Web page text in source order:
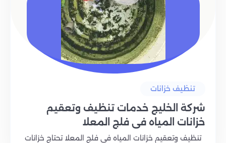
تنظيف خزانات
شركة الخليج خدمات تنظيف وتعقيم
خزانات المياه في فلج المعلا
تنظيف وتعقيم خزانات المياه في فلج المعلا تحتاج خزانات